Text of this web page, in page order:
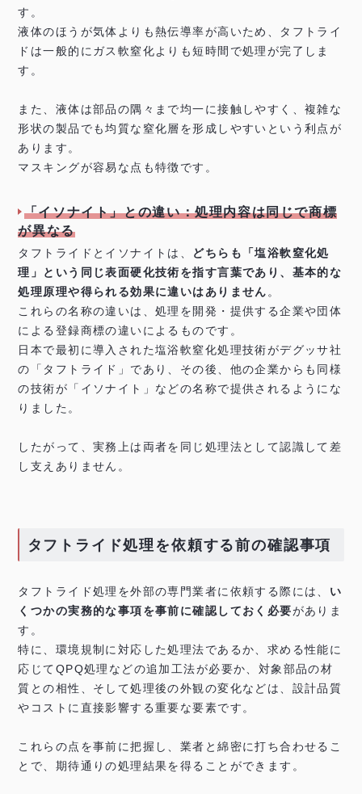
す。
液体のほうが気体よりも熱伝導率が高いため、タフトライ
ドは一般的にガス軟窒化よりも短時間で処理が完了しま
す。
また、液体は部品の隅々まで均一に接触しやすく、複雑な
形状の製品でも均質な窒化層を形成しやすいという利点が
あります。
マスキングが容易な点も特徴です。
「イソナイト」との違い：処理内容は同じで商標
が異なる
タフトライドとイソナイトは、
どちらも「塩浴軟窒化処
理」という同じ表面硬化技術を指す言葉であり、基本的な
処理原理や得られる効果に違いはありません 。
これらの名称の違いは、処理を開発・提供する企業や団体
による登録商標の違いによるものです。
日本で最初に導入された塩浴軟窒化処理技術がデグッサ社
の「タフトライド」であり、その後、他の企業からも同様
の技術が「イソナイト」などの名称で提供されるようにな
りました。
したがって、実務上は両者を同じ処理法として認識して差
し支えありません。
タフトライド処理を依頼する前の確認事項
タフトライド処理を外部の専門業者に依頼する際には、 い
くつかの実務的な事項を事前に確認しておく必要がありま
す。
特に、環境規制に対応した処理法であるか、求める性能に
応じてQPQ処理などの追加工法が必要か、対象部品の材
質との相性、そして処理後の外観の変化などは、設計品質
やコストに直接影響する重要な要素です。
これらの点を事前に把握し、業者と綿密に打ち合わせるこ
とで、期待通りの処理結果を得ることができます。